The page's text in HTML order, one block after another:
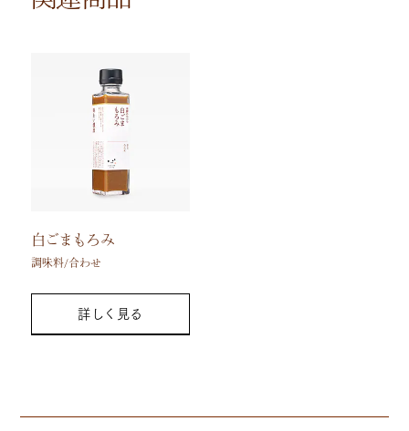
白ごまもろみ
調味料/合わせ
詳しく見る